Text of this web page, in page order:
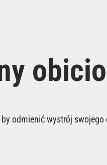
odmienić wystrój swojego